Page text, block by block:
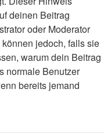
deinen Beitrag
oder Moderator
jedoch, falls sie
warum dein Beitrag
normale Benutzer
bereits jemand